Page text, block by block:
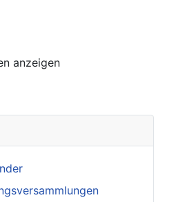
anzeigen